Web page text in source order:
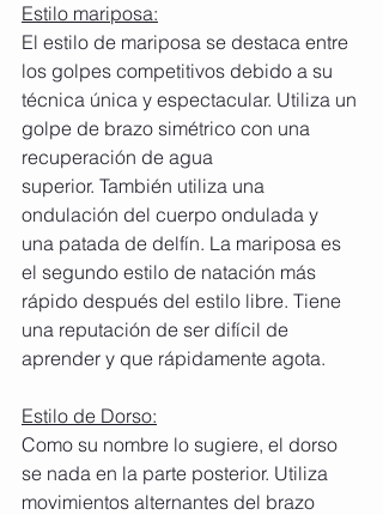
Estilo mariposa:
El estilo de mariposa se destaca entre
los golpes competitivos debido a su
técnica única y espectacular. Utiliza un
golpe de brazo simétrico con una
recuperación de agua
superior. También utiliza una
ondulación del cuerpo ondulada y
una patada de delfín. La mariposa es
el segundo estilo de natación más
rápido después del estilo libre. Tiene
una reputación de ser difícil de
aprender y que rápidamente agota.
Estilo de Dorso:
Como su nombre lo sugiere, el dorso
se nada en la parte posterior. Utiliza
movimientos alternantes del brazo